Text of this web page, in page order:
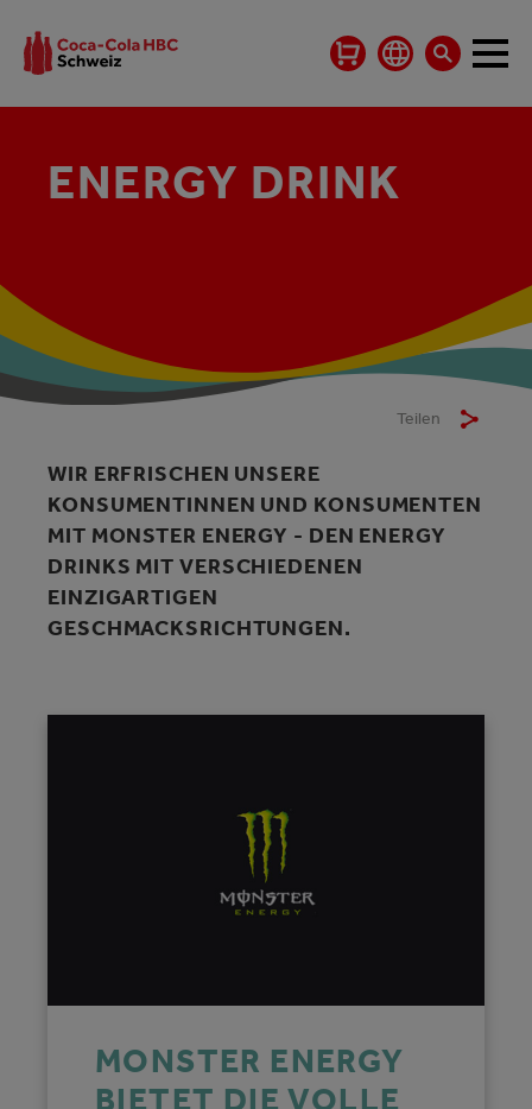
ENERGY DRINK
Teilen
WIR ERFRISCHEN UNSERE
KONSUMENTINNEN UND KONSUMENTEN
MIT MONSTER ENERGY - DEN ENERGY
DRINKS MIT VERSCHIEDENEN
EINZIGARTIGEN
GESCHMACKSRICHTUNGEN.
MONSTER ENERGY
BIETET DIE VOLLE